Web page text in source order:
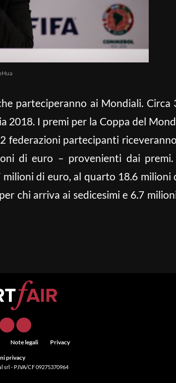
parteciperanno ai Mondiali. Circa
2018. I premi per la Coppa del
federazioni partecipanti
di euro – provenienti dai premi.
di euro, al quarto 18.6 milioni
chi arriva ai sedicesimi e 6.7
Note legali Privacy
privacy
srl - P.IVA/CF 09275370964